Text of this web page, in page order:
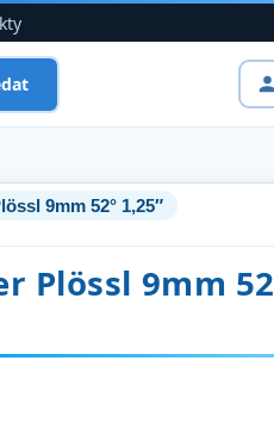
9mm 52° 1,25″
Plössl 9mm